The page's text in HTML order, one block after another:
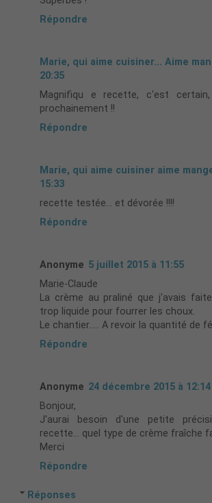
Répondre
Marie, qui aime cuisiner... Aime
20:35
Magnifiqu e recette, c'est
prochainement !!
Répondre
Marie, qui aime cuisiner aime
15:33
recette testée... et dévorée !!!!
Répondre
Anonyme 5 juillet 2015 à 11:55
Marie-Claude
La crème au praliné que j'avais
trop liquide pour fourrer les choux.
Le chantier..... A revoir la quantité de
Répondre
Anonyme 24 décembre 2015 à 12:14
Bonjour,
J'aurai besoin d'une petite
recette... quel type de crème fraîche
Merci
Répondre
Réponses